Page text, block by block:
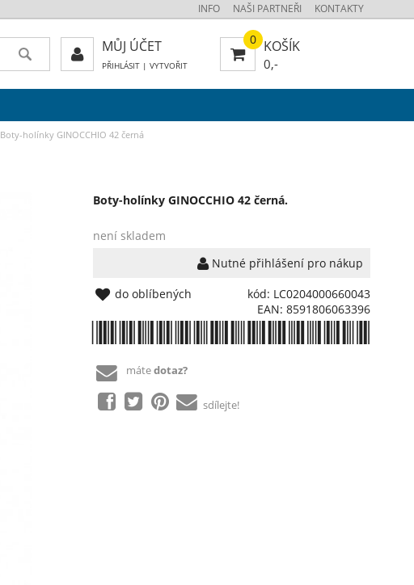
Boty-holínky GINOCCHIO 42 černá
Boty-holínky GINOCCHIO 42 černá.
není skladem
Nutné přihlášení pro nákup
kód: LC0204000660043
EAN: 8591806063396
do oblíbených
mátedotaz?
sdílejte!
INFO NAŠI PARTNEŘI KONTAKTY
0 KOŠÍK
0,-
MŮJ ÚČET
PŘIHLÁSIT| VYTVOŘIT